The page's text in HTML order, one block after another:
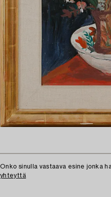
Onko sinulla vastaava esine jonka
yhteyttä